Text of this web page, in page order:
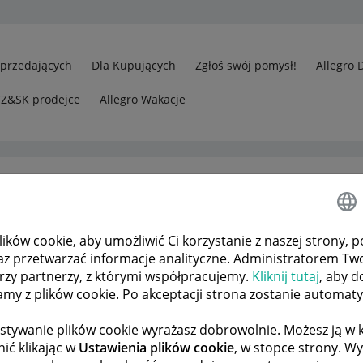
cookie, aby umożliwić Ci korzystanie z naszej strony,
przetwarzać informacje analityczne. Administratorem
partnerzy, z którymi współpracujemy. Kliknij tutaj, aby
z plików cookie. Po akceptacji strona zostanie
plików cookie wyrażasz dobrowolnie. Możesz ją w
klikając wUstawienia plików cookie, w stopce strony.
Dla Kupujących Zgłoś swój pomysł! Allegro
prodejce Allegro Wakacje
Czy można wystawić link z ofertą widoczny tylko dla tego,
POPRZEDNIA NASTĘPNA